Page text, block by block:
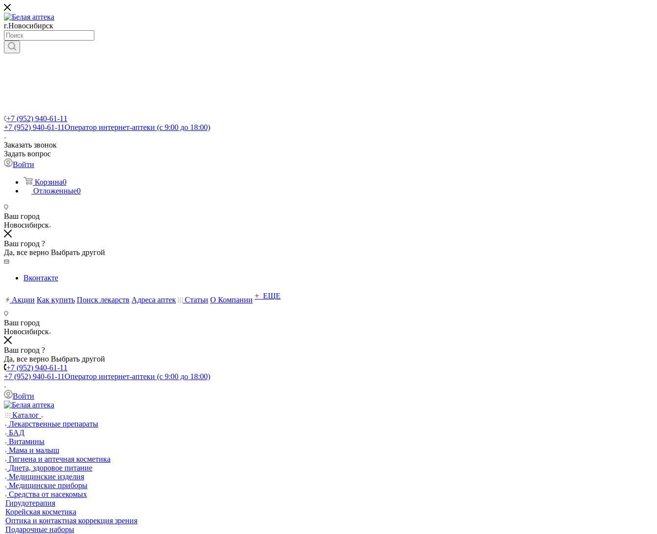
г.Новосибирск
+7 (952) 940-61-11
+7 (952) 940-61-11Оператор интернет-аптеки (с 9:00 до 18:00)
Заказать звонок
Задать вопрос
Войти
Корзина0
Отложенные0
Ваш город
Новосибирск
Ваш город ?
Да, все верно Выбрать другой
Вконтакте
Акции Как купить Поиск лекарств Адреса аптек Статьи О Компании + ЕЩЕ
Ваш город
Новосибирск
Ваш город ?
Да, все верно Выбрать другой
+7 (952) 940-61-11
+7 (952) 940-61-11Оператор интернет-аптеки (с 9:00 до 18:00)
Войти
Каталог
Лекарственные препараты
БАД
Витамины
Мама и малыш
Гигиена и аптечная косметика
Диета, здоровое питание
Медицинские изделия
Медицинские приборы
Средства от насекомых
Гирудотерапия
Корейская косметика
Оптика и контактная коррекция зрения
Подарочные наборы